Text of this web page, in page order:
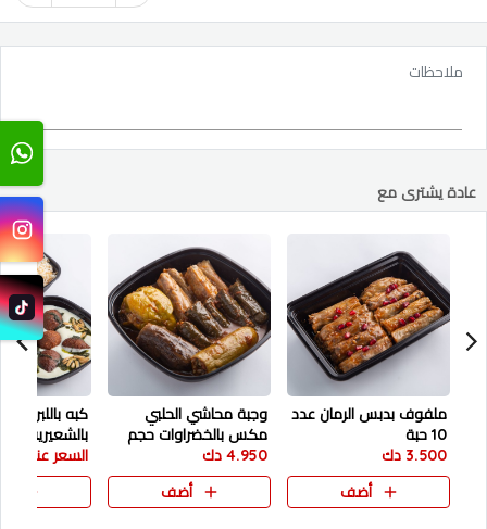
ملاحظات
عادة يشترى مع
ملفوف بدبس الرمان عدد
10 حبة
3.500 دك
أضف
وجبة محاشي الحلبي
مكس بالخضراوات حجم
صغير
4.950 دك
أضف
كبه باللبن
بالشعيرية
السعر عند